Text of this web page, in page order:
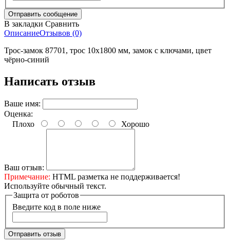
В закладки Сравнить
ОписаниеОтзывов (0)
Трос-замок 87701, трос 10х1800 мм, замок с ключами, цвет
чёрно-синий
Написать отзыв
Ваше имя:
Оценка:
Плохо
Хорошо
Ваш отзыв:
Примечание: HTML разметка не поддерживается!
Используйте обычный текст.
Защита от роботов
Введите код в поле ниже
Отправить отзыв